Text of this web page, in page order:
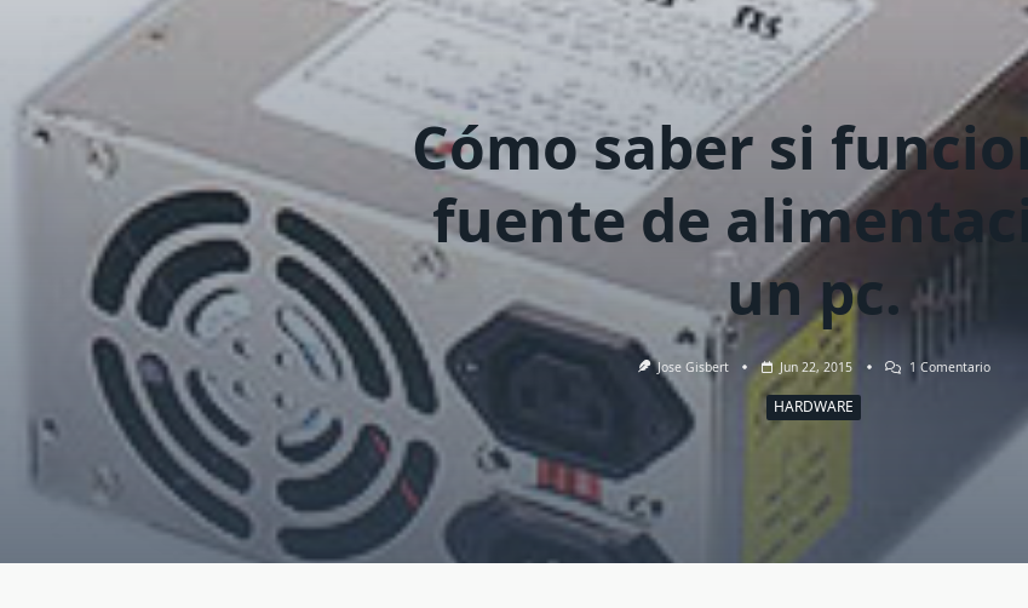
Cómo saber si
fuente de
un pc.
Jose Gisbert Jun 22, 2015 1 ComentarioEn
Una
Pc.
HARDWARE